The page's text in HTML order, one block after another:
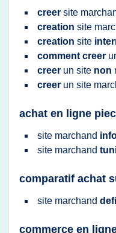
creer site
creation site
creation site
comment creer
creer un site non
creer un site
achat en ligne
site marchand
site marchand
comparatif achat
site marchand
commerce en